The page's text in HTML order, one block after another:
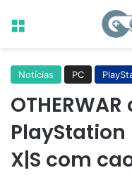
Menu
Notícias PC
PlayStation
X|S com